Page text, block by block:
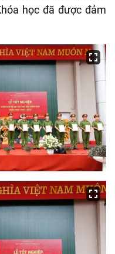
học đã được đảm